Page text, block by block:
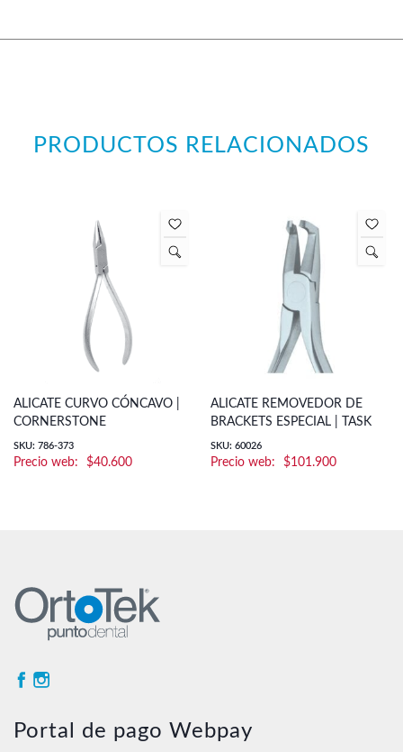
PRODUCTOS RELACIONADOS
ALICATE CURVO CÓNCAVO |
CORNERSTONE
SKU: 786-373
$40.600
ALICATE REMOVEDOR DE
BRACKETS ESPECIAL | TASK
SKU: 60026
$101.900
Portal de pago Webpay